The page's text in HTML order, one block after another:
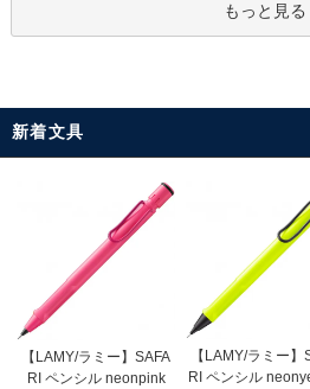
もっと見る
新着文具
【LAMY/ラミー】SAFA
RI ペンシル neonpink
【LAMY/ラミー】
RI ペンシル